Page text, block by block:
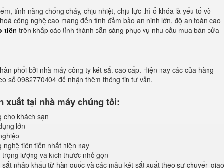
tính năng chống cháy, chịu nhiệt, chịu lực thì ổ khóa là yếu tố vô
công nghệ cao mang đến tính đảm bảo an ninh lớn, độ an toàn cao
tiền trên khắp các tỉnh thành sẵn sàng phục vụ nhu cầu mua bán cửa
phối bởi nhà máy công ty két sắt cao cấp. Hiện nay các cửa hàng
số 0982770404 để nhận thêm thông tin tư vấn.
xuất tại nhà máy chúng tôi:
cho khách sạn
lớn
nghệ tiên tiến nhất hiện nay
lượng và kích thước nhỏ gọn
nhập khẩu từ hàn quốc và các mẫu két sắt xuất theo sự chuyển giao